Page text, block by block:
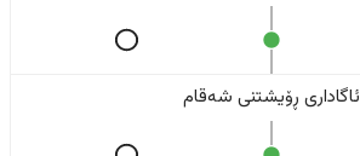
ئاگاداری ڕۆیشتنی شەقام